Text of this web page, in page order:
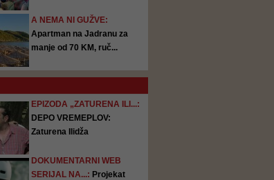
A NEMA NI GUŽVE:
Apartman na Jadranu za
manje od 70 KM, ruč...
EPIZODA „ZATURENA ILI...:
DEPO VREMEPLOV:
Zaturena Ilidža
DOKUMENTARNI WEB
SERIJAL NA...: Projekat